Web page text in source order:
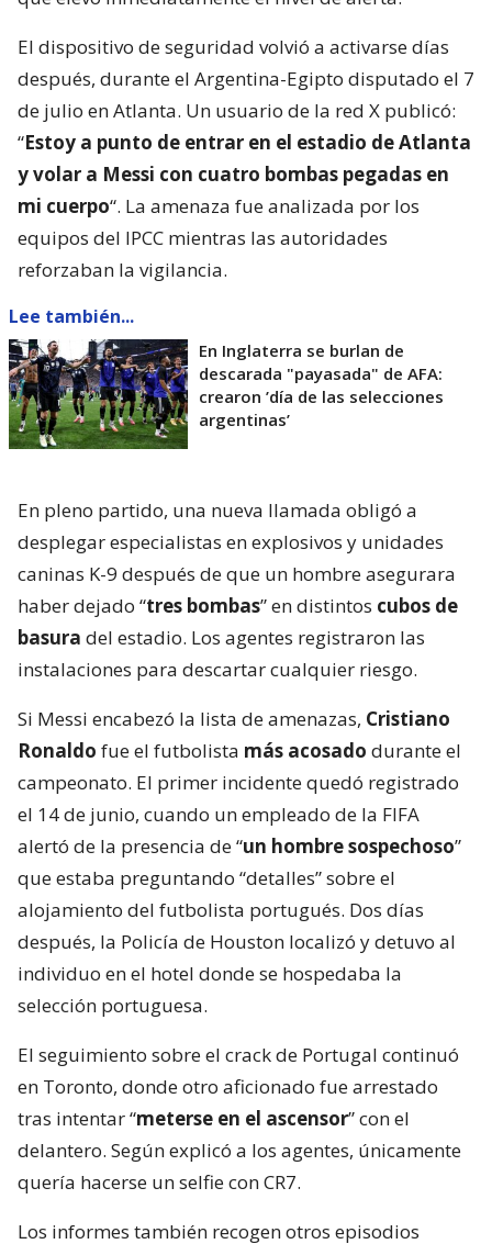
El dispositivo de seguridad volvió a activarse días
después, durante el Argentina-Egipto disputado el 7
de julio en Atlanta. Un usuario de la red X publicó:
“Estoy a punto de entrar en el estadio de Atlanta
y volar a Messi con cuatro bombas pegadas en
mi cuerpo“. La amenaza fue analizada por los
equipos del IPCC mientras las autoridades
reforzaban la vigilancia.
Lee también...
En Inglaterra se burlan de
descarada "payasada" de AFA:
crearon ’día de las selecciones
argentinas’
En pleno partido, una nueva llamada obligó a
desplegar especialistas en explosivos y unidades
caninas K-9 después de que un hombre asegurara
haber dejado “tres bombas” en distintos cubos de
basura del estadio. Los agentes registraron las
instalaciones para descartar cualquier riesgo.
Si Messi encabezó la lista de amenazas, Cristiano
Ronaldo fue el futbolista más acosado durante el
campeonato. El primer incidente quedó registrado
el 14 de junio, cuando un empleado de la FIFA
alertó de la presencia de “un hombre sospechoso”
que estaba preguntando “detalles” sobre el
alojamiento del futbolista portugués. Dos días
después, la Policía de Houston localizó y detuvo al
individuo en el hotel donde se hospedaba la
selección portuguesa.
El seguimiento sobre el crack de Portugal continuó
en Toronto, donde otro aficionado fue arrestado
tras intentar “meterse en el ascensor” con el
delantero. Según explicó a los agentes, únicamente
quería hacerse un selfie con CR7.
Los informes también recogen otros episodios